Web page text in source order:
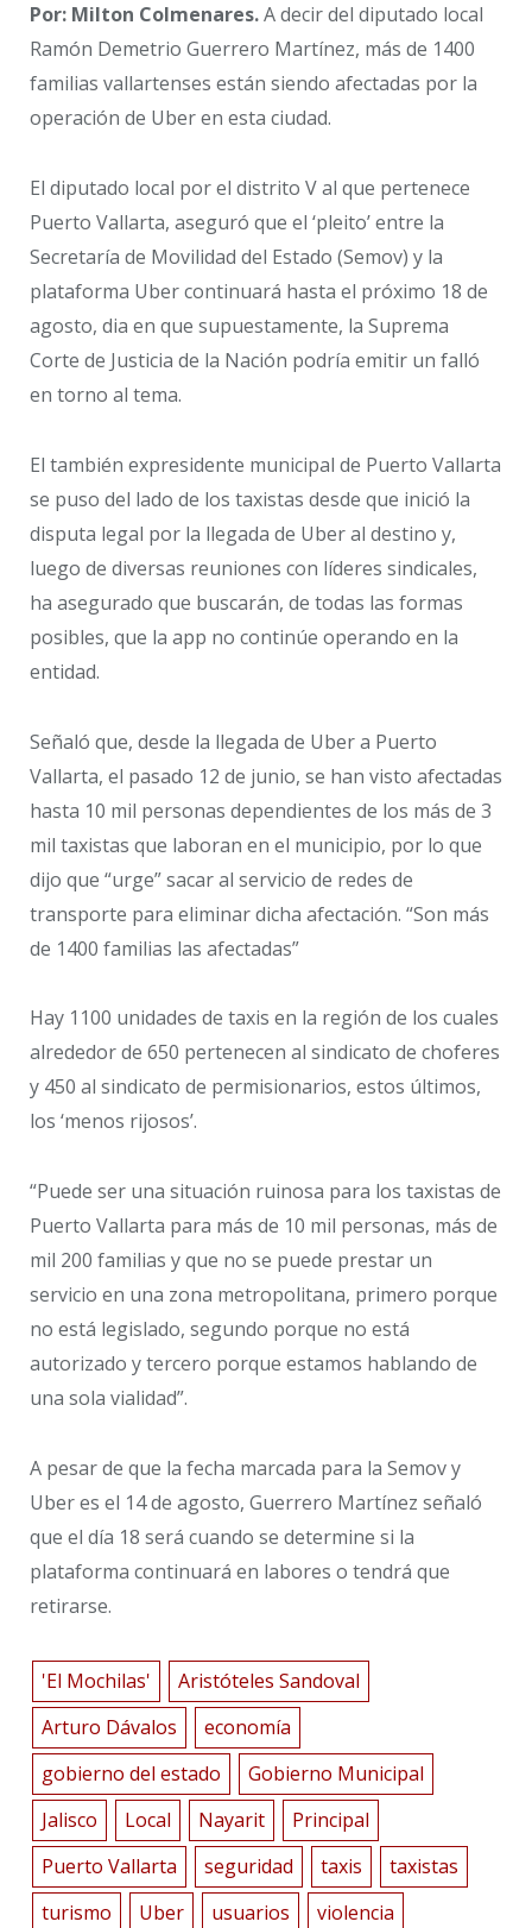
Por: Milton Colmenares.A decir del diputado local
Ramón Demetrio Guerrero Martínez, más de 1400
familias vallartenses están siendo afectadas por la
operación de Uber en esta ciudad.
El diputado local por el distrito V al que pertenece
Puerto Vallarta, aseguró que el ‘pleito’ entre la
Secretaría de Movilidad del Estado (Semov) y la
plataforma Uber continuará hasta el próximo 18 de
agosto, dia en que supuestamente, la Suprema
Corte de Justicia de la Nación podría emitir un falló
en torno al tema.
El también expresidente municipal de Puerto Vallarta
se puso del lado de los taxistas desde que inició la
disputa legal por la llegada de Uber al destino y,
luego de diversas reuniones con líderes sindicales,
ha asegurado que buscarán, de todas las formas
posibles, que la app no continúe operando en la
entidad.
Señaló que, desde la llegada de Uber a Puerto
Vallarta, el pasado 12 de junio, se han visto afectadas
hasta 10 mil personas dependientes de los más de 3
mil taxistas que laboran en el municipio, por lo que
dijo que “urge” sacar al servicio de redes de
transporte para eliminar dicha afectación. “Son más
de 1400 familias las afectadas”
Hay 1100 unidades de taxis en la región de los cuales
alrededor de 650 pertenecen al sindicato de choferes
y 450 al sindicato de permisionarios, estos últimos,
los ‘menos rijosos’.
“Puede ser una situación ruinosa para los taxistas de
Puerto Vallarta para más de 10 mil personas, más de
mil 200 familias y que no se puede prestar un
servicio en una zona metropolitana, primero porque
no está legislado, segundo porque no está
autorizado y tercero porque estamos hablando de
una sola vialidad”.
A pesar de que la fecha marcada para la Semov y
Uber es el 14 de agosto, Guerrero Martínez señaló
que el día 18 será cuando se determine si la
plataforma continuará en labores o tendrá que
retirarse.
'El Mochilas'
Aristóteles Sandoval
Arturo Dávalos
economía
gobierno del estado
Gobierno Municipal
Jalisco
Local Nayarit
Principal
Puerto Vallarta
seguridad taxis
taxistas
turismo
Uber usuarios violencia